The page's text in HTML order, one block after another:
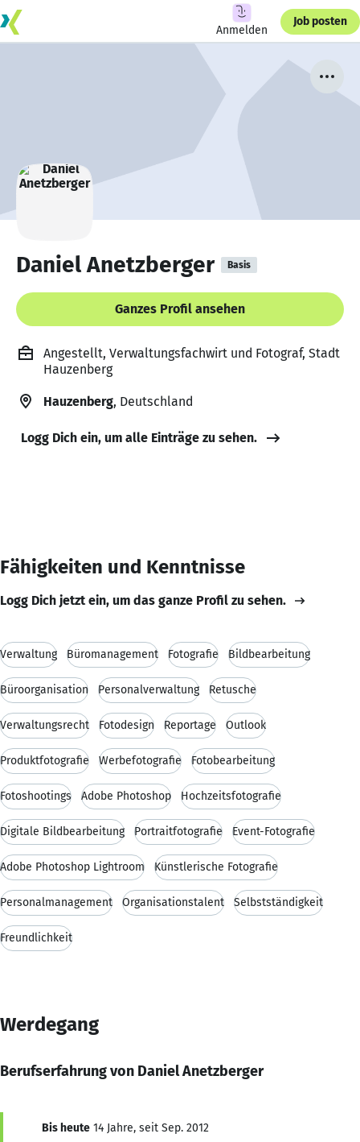
Anmelden
Job posten
Daniel Anetzberger Basis
Ganzes Profil ansehen
Angestellt, Verwaltungsfachwirt und Fotograf, Stadt
Hauzenberg
Hauzenberg, Deutschland
Logg Dich ein, um alle Einträge zu sehen.
Fähigkeiten und Kenntnisse
Logg Dich jetzt ein, um das ganze Profil zu sehen.
Verwaltung Büromanagement Fotografie Bildbearbeitung
Büroorganisation Personalverwaltung Retusche
Verwaltungsrecht Fotodesign Reportage Outlook
Produktfotografie Werbefotografie Fotobearbeitung
Fotoshootings Adobe Photoshop Hochzeitsfotografie
Digitale Bildbearbeitung Portraitfotografie Event-Fotografie
Adobe Photoshop Lightroom Künstlerische Fotografie
Personalmanagement Organisationstalent Selbstständigkeit
Freundlichkeit
Werdegang
Berufserfahrung von Daniel Anetzberger
Bis heute 14 Jahre, seit Sep. 2012